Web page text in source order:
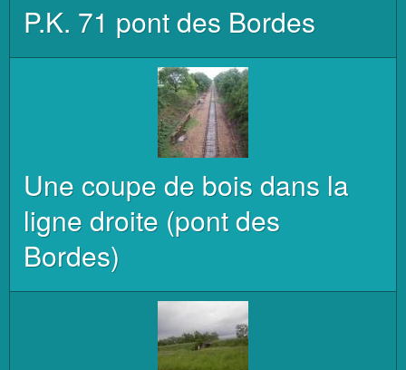
P.K. 71 pont des Bordes
Une coupe de bois dans la
ligne droite (pont des
Bordes)